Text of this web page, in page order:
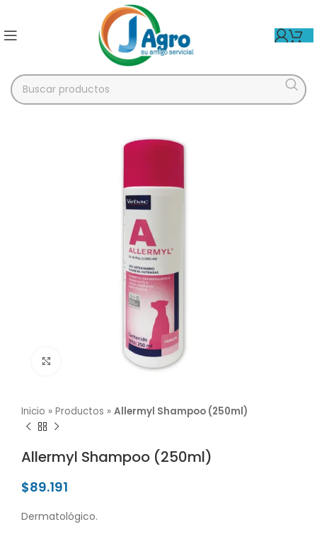
Click para agrandar
Inicio » Productos » Allermyl Shampoo (250ml)
Allermyl Shampoo (250ml)
$89.191
Dermatológico.